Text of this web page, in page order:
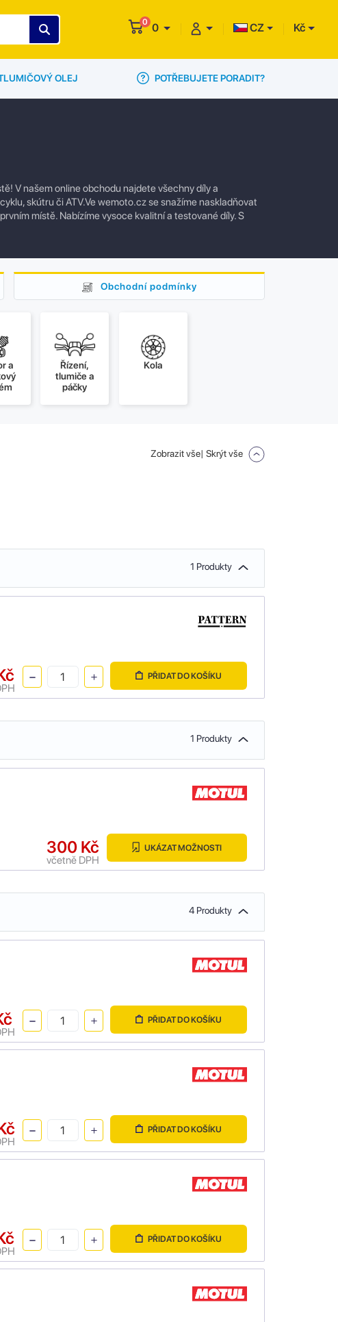
0 0 CZ Kč
OLEJ POTŘEBUJETE PORADIT?
V našem online obchodu najdete všechny díly a
skútru či ATV.Ve wemoto.cz se snažíme naskladňovat
místě. Nabízíme vysoce kvalitní a testované díly. S
Obchodní podmínky
a
Řízení,
tlumiče a
páčky
Kola
Zobrazit vše| Skrýt vše
1 Produkty
PŘIDAT DO KOŠÍKU
1 Produkty
300 Kč
včetně DPH
UKÁZAT MOŽNOSTI
4 Produkty
PŘIDAT DO KOŠÍKU
PŘIDAT DO KOŠÍKU
PŘIDAT DO KOŠÍKU